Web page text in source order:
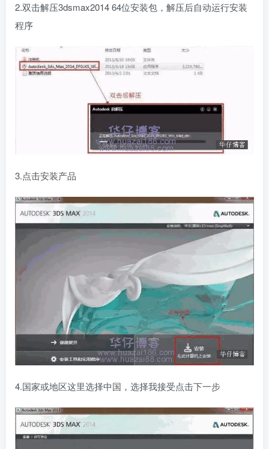
2.双击解压3dsmax2014 64位安装包，解压后自动运行安装
程序
3.点击安装产品
4.国家或地区这里选择中国，选择我接受点击下一步